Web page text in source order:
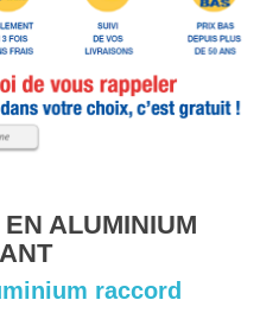
ALUMINIUM
raccord